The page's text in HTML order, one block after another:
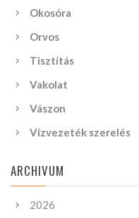
Okosóra
Orvos
Tisztítás
Vakolat
Vászon
Vízvezeték szerelés
ARCHIVUM
2026